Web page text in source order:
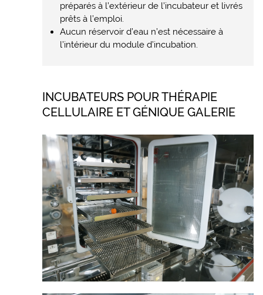
préparés à l’extérieur de l’incubateur et livrés
prêts à l’emploi.
Aucun réservoir d’eau n’est nécessaire à
l’intérieur du module d’incubation.
INCUBATEURS POUR THÉRAPIE
CELLULAIRE ET GÉNIQUE GALERIE